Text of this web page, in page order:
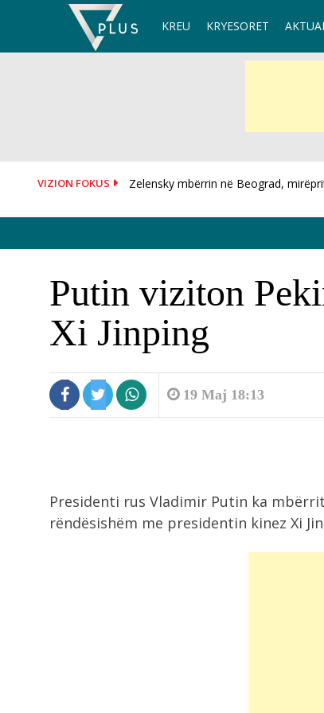
KREU KRYESORET
VIZION FOKUS Zelensky mbërrin në Beograd,
Kush do të jetë presidenti i ri i
Putin viziton
Xi Jinping
19 Maj 18:13
Presidenti rus Vladimir Putin ka
rëndësishëm me presidentin kinez Xi